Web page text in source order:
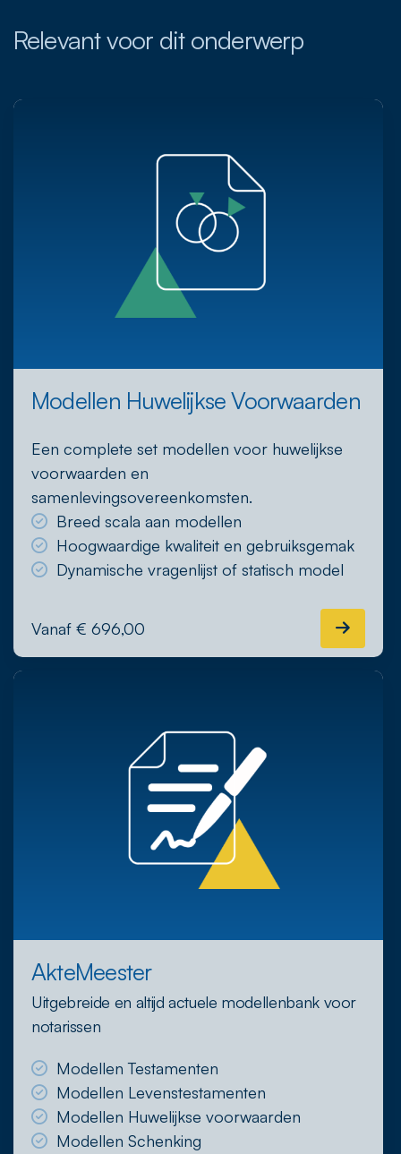
Relevant voor dit onderwerp
Modellen Huwelijkse Voorwaarden
Een complete set modellen voor huwelijkse
voorwaarden en
samenlevingsovereenkomsten.
Breed scala aan modellen
Hoogwaardige kwaliteit en gebruiksgemak
Dynamische vragenlijst of statisch model
Vanaf € 696,00
AkteMeester
Uitgebreide en altijd actuele modellenbank voor
notarissen
Modellen Testamenten
Modellen Levenstestamenten
Modellen Huwelijkse voorwaarden
Modellen Schenking